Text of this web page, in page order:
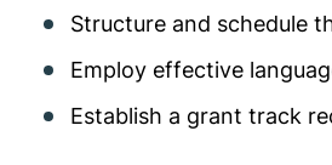
Structure and schedule
Employ effective
Establish a grant track